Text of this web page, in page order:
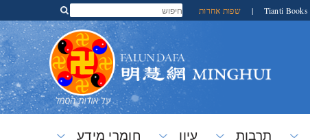
Tianti Books
| שפות אחרות
תרבות עיון חומרי מידע